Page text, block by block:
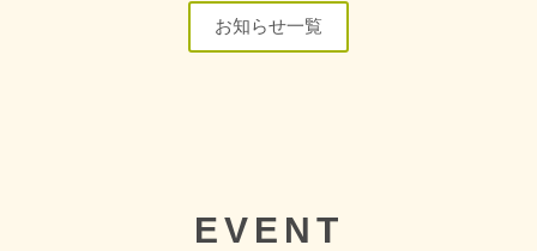
お知らせ一覧
EVENT